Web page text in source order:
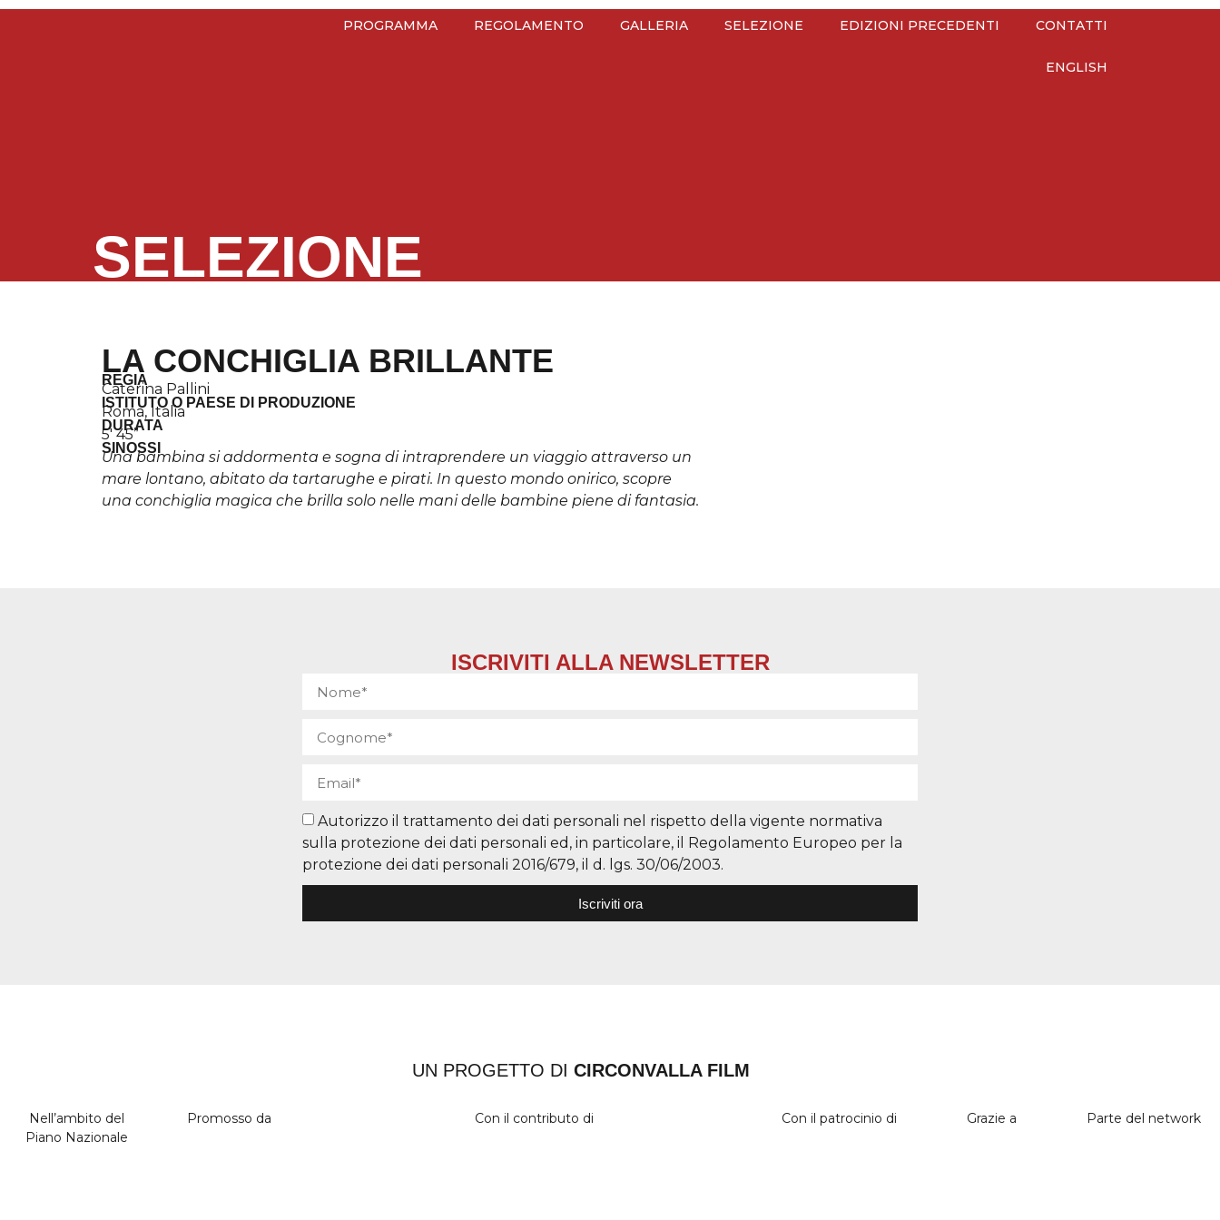
PROGRAMMA REGOLAMENTO GALLERIA SELEZIONE EDIZIONI PRECEDENTI CONTATTI
ENGLISH
SELEZIONE
LA CONCHIGLIA BRILLANTE
REGIA
Caterina Pallini
ISTITUTO O PAESE DI PRODUZIONE
Roma, Italia
DURATA
5′ 45”
SINOSSI
Una bambina si addormenta e sogna di intraprendere un viaggio attraverso un
mare lontano, abitato da tartarughe e pirati. In questo mondo onirico, scopre
una conchiglia magica che brilla solo nelle mani delle bambine piene di fantasia.
ISCRIVITI ALLA NEWSLETTER
Autorizzo il trattamento dei dati personali nel rispetto della vigente normativa
sulla protezione dei dati personali ed, in particolare, il Regolamento Europeo per la
protezione dei dati personali 2016/679, il d. lgs. 30/06/2003.
Iscriviti ora
UN PROGETTO DI CIRCONVALLA FILM
Nell’ambito del
Piano Nazionale
Promosso da Con il contributo di Con il patrocinio di Grazie a Parte del network